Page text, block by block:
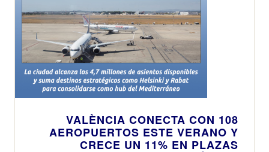
VALÈNCIA CONECTA CON 108
AEROPUERTOS ESTE VERANO Y
CRECE UN 11% EN PLAZAS